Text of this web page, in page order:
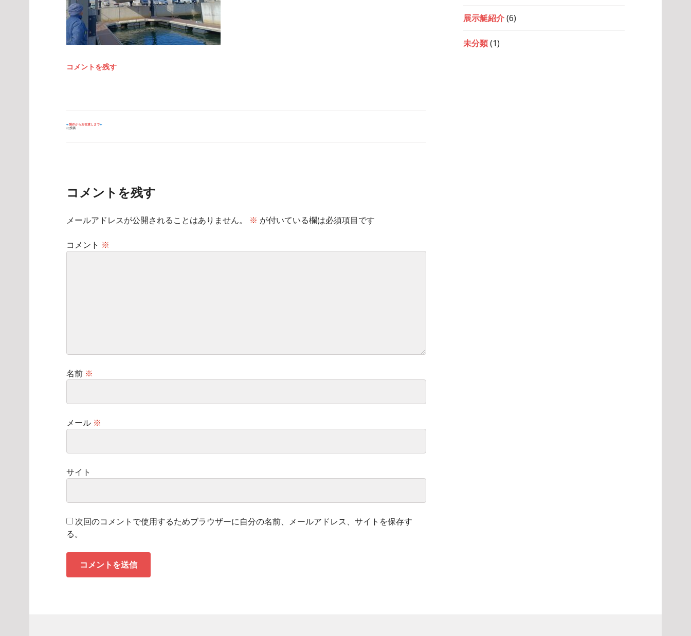
コメントを残す
投製作からお引渡しまで
に投稿
コメントを残す
メールアドレスが公開されることはありません。 ※ が付いている欄は必須項目です
コメント ※
名前 ※
メール ※
サイト
次回のコメントで使用するためブラウザーに自分の名前、メールアドレス、サイトを保存す
る。
展示艇紹介(6)
未分類(1)